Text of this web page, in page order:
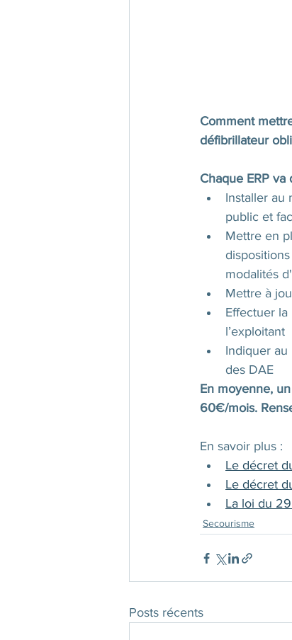
Comment
défibrillateur
Chaque ERP va
Installer au
public et
Mettre en
modalités
Mettre à
Effectuer
l’exploitant
Indiquer
des DAE
En moyenne,
60€/mois.
En savoir plus :
Le décret
Le décret
La loi du
Secourisme
Posts récents